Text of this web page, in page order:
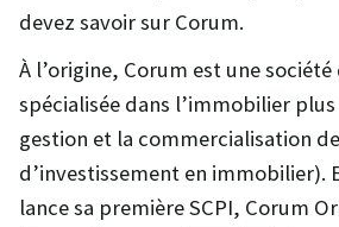
devez savoir sur Corum.
À l’origine, Corum est une
spécialisée dans l’immobilier
gestion et la commercialisation
d’investissement en immobilier).
lance sa première SCPI, Corum